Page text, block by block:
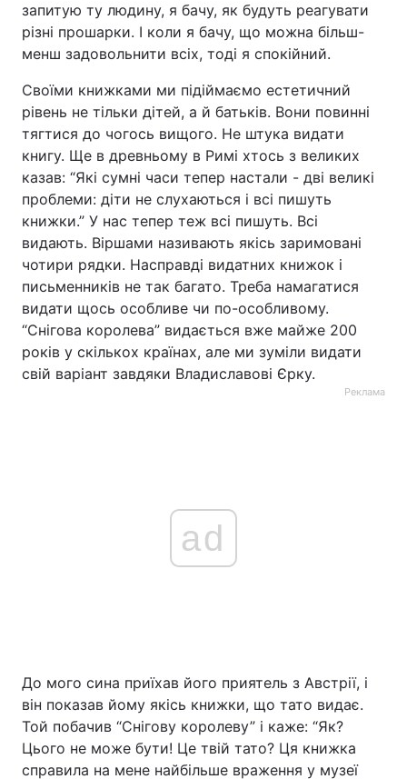
запитую ту людину, я бачу, як будуть реагувати
різні прошарки. І коли я бачу, що можна більш-
менш задовольнити всіх, тоді я спокійний.
Своїми книжками ми підіймаємо естетичний
рівень не тільки дітей, а й батьків. Вони повинні
тягтися до чогось вищого. Не штука видати
книгу. Ще в древньому в Римі хтось з великих
казав: “Які сумні часи тепер настали - дві великі
проблеми: діти не слухаються і всі пишуть
книжки.” У нас тепер теж всі пишуть. Всі
видають. Віршами називають якісь заримовані
чотири рядки. Насправді видатних книжок і
письменників не так багато. Треба намагатися
видати щось особливе чи по-особливому.
“Снігова королева” видається вже майже 200
років у скількох країнах, але ми зуміли видати
свій варіант завдяки Владиславові Єрку.
Реклама
ad
До мого сина приїхав його приятель з Австрії, і
він показав йому якісь книжки, що тато видає.
Той побачив “Снігову королеву” і каже: “Як?
Цього не може бути! Це твій тато? Ця книжка
справила на мене найбільше враження у музеї